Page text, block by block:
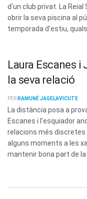
d'un club privat. La
obrir la seva piscina al
temporada d'estiu,
Laura Escanes i
la seva relació
PER RAMUNÉ JAGELAVICUTE
La distància posa a
Escanes i l’esquiador
relacions més
alguns moments a les
mantenir bona part de la